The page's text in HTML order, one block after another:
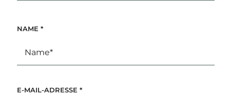
NAME *
E-MAIL-ADRESSE *